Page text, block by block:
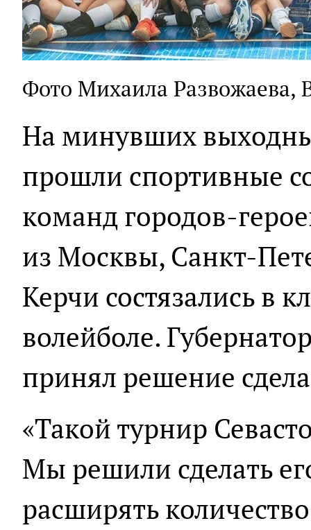
Фото Михаила Развожаева,
На минувших
прошли спортивные
команд городов-
из Москвы, Санкт-
Керчи состязались в
волейболе.
принял решение
«Такой турнир
Мы решили сделать
расширять